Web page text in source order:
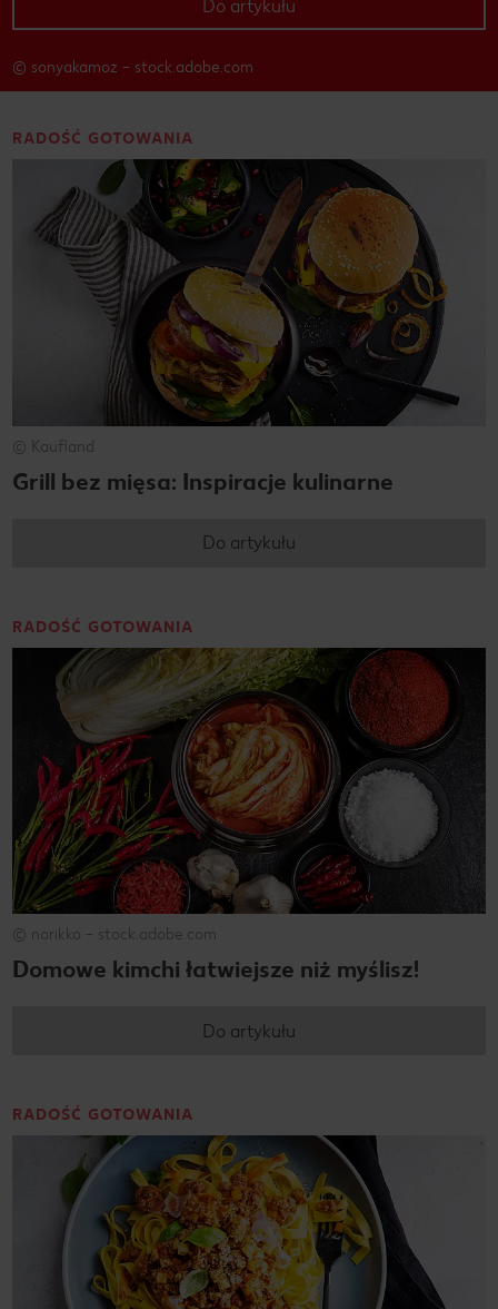
© sonyakamoz – stock.adobe.com
Do artykułu
RADOŚĆ GOTOWANIA
© Kaufland
Grill bez mięsa: Inspiracje kulinarne
Do artykułu
RADOŚĆ GOTOWANIA
© norikko – stock.adobe.com
Domowe kimchi łatwiejsze niż myślisz!
Do artykułu
RADOŚĆ GOTOWANIA